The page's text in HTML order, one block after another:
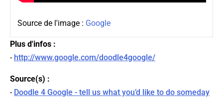
Source de l'image : Google
Plus d'infos :
- http://www.google.com/doodle4google/
Source(s) :
- Doodle 4 Google - tell us what you’d like to do someday